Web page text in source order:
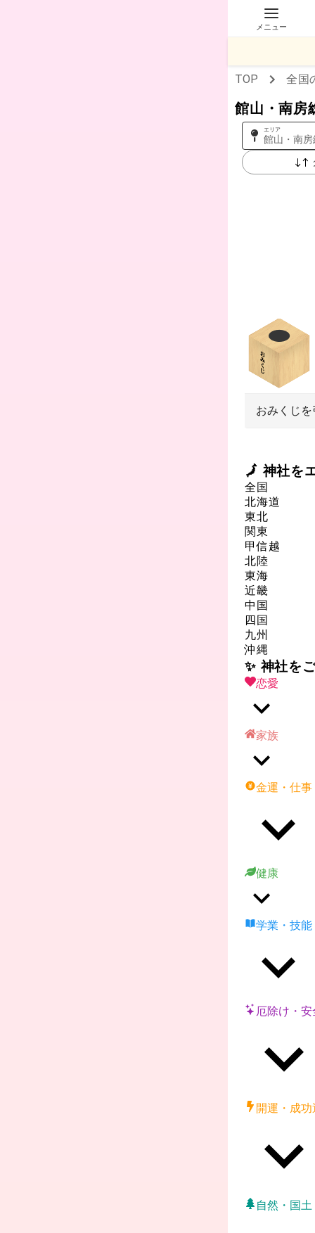
メニュー
TOP 全国
館山・南房
エリア
館山・南房
おみくじを
🗾 神社を
全国
北海道
東北
関東
甲信越
北陸
東海
近畿
中国
四国
九州
沖縄
✨ 神社を
恋愛
家族
金運・仕事
健康
学業・技能
厄除け・安
開運・成功
自然・国土